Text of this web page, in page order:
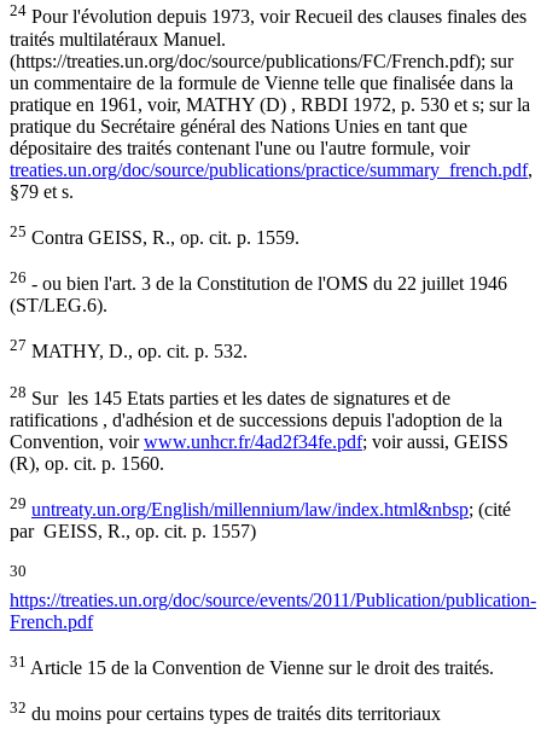
24 Pour l'évolution depuis 1973, voir Recueil des clauses finales des
traités multilatéraux Manuel.
(https://treaties.un.org/doc/source/publications/FC/French.pdf); sur
un commentaire de la formule de Vienne telle que finalisée dans la
pratique en 1961, voir, MATHY (D) , RBDI 1972, p. 530 et s; sur la
pratique du Secrétaire général des Nations Unies en tant que
dépositaire des traités contenant l'une ou l'autre formule, voir
treaties.un.org/doc/source/publications/practice/summary_french.pdf,
§79 et s.
25 Contra GEISS, R., op. cit. p. 1559.
26 - ou bien l'art. 3 de la Constitution de l'OMS du 22 juillet 1946
(ST/LEG.6).
27 MATHY, D., op. cit. p. 532.
28 Sur les 145 Etats parties et les dates de signatures et de
ratifications , d'adhésion et de successions depuis l'adoption de la
Convention, voirwww.unhcr.fr/4ad2f34fe.pdf; voir aussi, GEISS
(R), op. cit. p. 1560.
29 untreaty.un.org/English/millennium/law/index.html&nbsp; (cité
par GEISS, R., op. cit. p. 1557)
30
https://treaties.un.org/doc/source/events/2011/Publication/publication-
French.pdf
31 Article 15 de la Convention de Vienne sur le droit des traités.
32 du moins pour certains types de traités dits territoriaux